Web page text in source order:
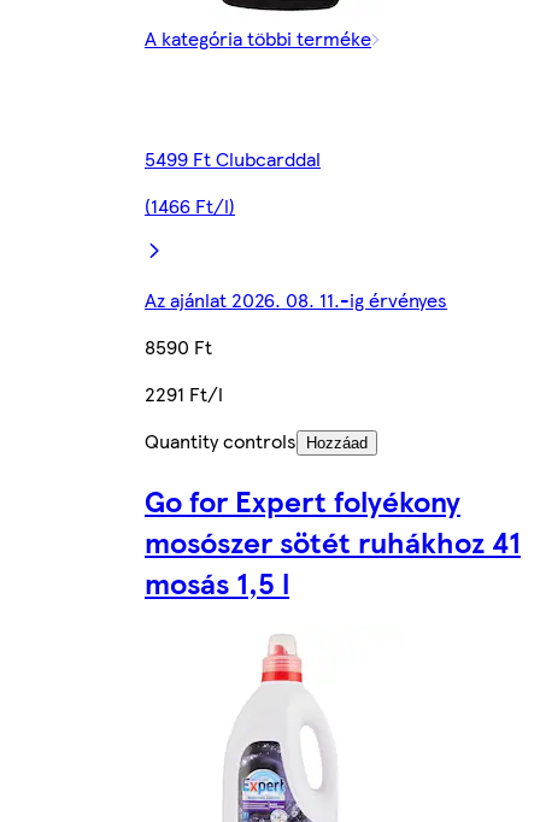
A kategória többi terméke
5499 Ft Clubcarddal
(1466 Ft/l)
Az ajánlat 2026. 08. 11.-ig érvényes
8590 Ft
2291 Ft/l
Quantity controls
Hozzáad
Go for Expert folyékony
mosószer sötét ruhákhoz 41
mosás 1,5 l